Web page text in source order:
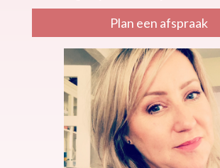
Plan een afspraak